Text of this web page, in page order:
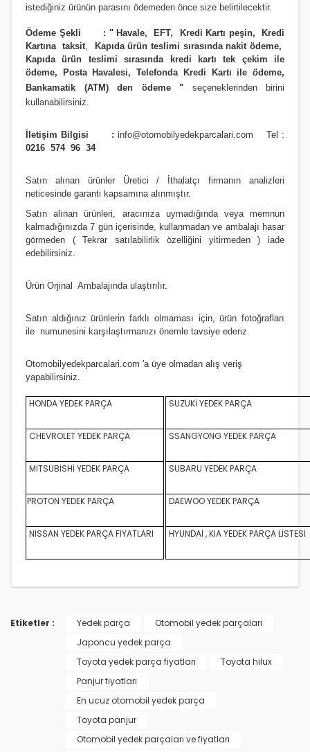
istediğiniz ürünün parasını ödemeden önce size belirtilecektir.
Ödeme Şekli : " Havale, EFT, Kredi Kartı peşin,
Kredi
Kartına taksit,
Kapıda ürün teslimi sırasında nakit ödeme,
Kapıda ürün teslimi sırasında kredi kartı tek çekim ile
ödeme, Posta Havalesi, Telefonda Kredi Kartı ile ödeme,
Bankamatik (ATM) den ödeme "
seçeneklerinden birini
kullanabilirsiniz.
İletişim Bilgisi : info@otomobilyedekparcalari.com Tel :
0216 574 96 34
Satın alınan ürünler Üretici / İthalatçı firmanın analizleri
neticesinde garanti kapsamına alınmıştır.
Satın alınan ürünleri, aracınıza uymadığında veya memnun
kalmadığınızda 7 gün içerisinde, kullanmadan ve ambalajı hasar
görmeden ( Tekrar satılabilirlik özelliğini yitirmeden ) iade
edebilirsiniz.
Ürün Orjinal Ambalajında ulaştırılır.
Satın aldığınız ürünlerin farklı olmaması için, ürün fotoğrafları
ile numunesini karşılaştırmanızı önemle tavsiye ederiz.
Otomobilyedekparcalari.com 'a üye olmadan alış veriş
yapabilirsiniz.
HONDA YEDEK PARÇA SUZUKİ YEDEK PARÇA
CHEVROLET YEDEK PARÇA SSANGYONG YEDEK PARÇA
MİTSUBİSHİ YEDEK PARÇA SUBARU YEDEK PARÇA
PROTON YEDEK PARÇA DAEWOO YEDEK PARÇA
NİSSAN YEDEK PARÇA FİYATLARI HYUNDAİ , KİA YEDEK PARÇA LİSTESİ
Etiketler : Yedek parça
Otomobil yedek parçaları
Japoncu yedek parça
Toyota yedek parça fiyatları
Toyota hilux
Panjur fiyatları
En ucuz otomobil yedek parça
Toyota panjur
Otomobil yedek parçaları ve fiyatları